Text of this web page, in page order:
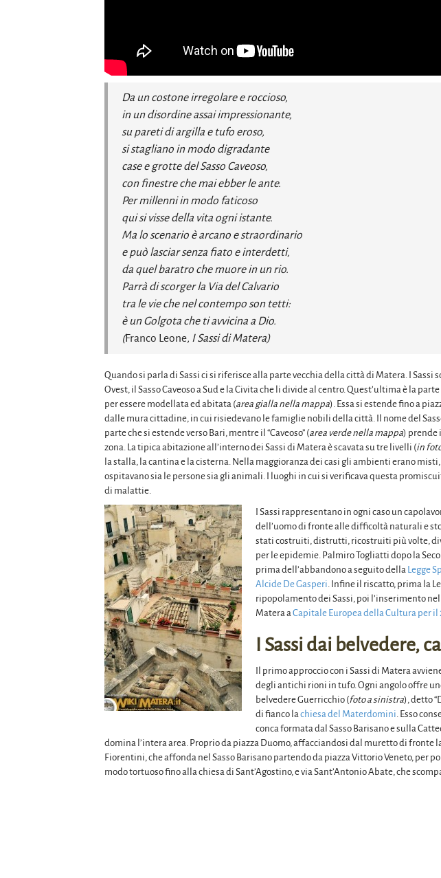
Da un costone irregolare e roccioso,
in un disordine assai impressionante,
su pareti di argilla e tufo eroso,
si stagliano in modo digradante
case e grotte del Sasso Caveoso,
con finestre che mai ebber le ante.
Per millenni in modo faticoso
qui si visse della vita ogni istante.
Ma lo scenario è arcano e straordinario
e può lasciar senza fiato e interdetti,
da quel baratro che muore in un rio.
Parrà di scorger la Via del Calvario
tra le vie che nel contempo son tetti:
è un Golgota che ti avvicina a Dio.
(Franco Leone, I Sassi di Matera)
Quando si parla di Sassi ci si riferisce alla parte vecchia della città di Matera. I Sassi
Ovest, il Sasso Caveoso a Sud e la Civita che li divide al centro. Quest’ultima è la
per essere modellata ed abitata (area gialla nella mappa). Essa si estende fino a
dalle mura cittadine, in cui risiedevano le famiglie nobili della città. Il nome del Sasso
parte che si estende verso Bari, mentre il “Caveoso” (area verde nella mappa) prende
zona. La tipica abitazione all’interno dei Sassi di Matera è scavata su tre livelli (in
la stalla, la cantina e la cisterna. Nella maggioranza dei casi gli ambienti erano
ospitavano sia le persone sia gli animali. I luoghi in cui si verificava questa
di malattie.
I Sassi rappresentano in ogni caso un
dell’uomo di fronte alle difficoltà naturali e
stati costruiti, distrutti, ricostruiti più volte,
per le epidemie. Palmiro Togliatti dopo la
prima dell’abbandono a seguito della Legge
Alcide De Gasperi. Infine il riscatto, prima la
ripopolamento dei Sassi, poi l’inserimento
Matera aCapitale Europea della Cultura per il
I Sassi dai belvedere,
Il primo approccio con i Sassi di Matera
degli antichi rioni in tufo. Ogni angolo offre
belvedere Guerricchio (foto a sinistra), detto
di fianco lachiesa del Materdomini. Esso
conca formata dal Sasso Barisano e sulla
domina l’intera area. Proprio da piazza Duomo, affacciandosi dal muretto di fronte
Fiorentini, che affonda nel Sasso Barisano partendo da piazza Vittorio Veneto, per
modo tortuoso fino alla chiesa di Sant’Agostino, e via Sant’Antonio Abate, che